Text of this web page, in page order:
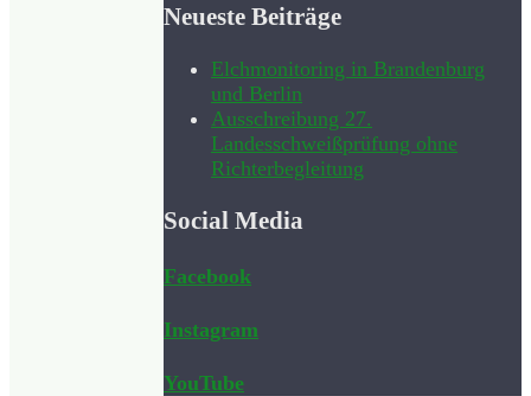
Neueste Beiträge
Elchmonitoring in Brandenburg
und Berlin
Ausschreibung 27.
Landesschweißprüfung ohne
Richterbegleitung
Social Media
Facebook
Instagram
YouTube